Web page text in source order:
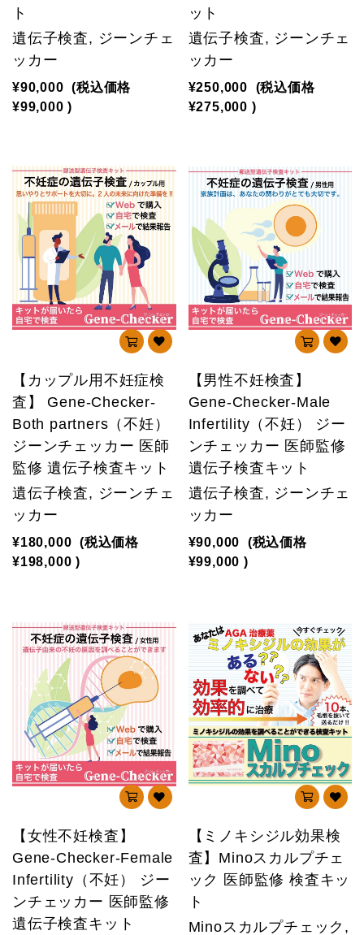
ト
遺伝子検査, ジーンチェ
ッカー
¥90,000 (税込価格
¥99,000 )
ット
遺伝子検査, ジーンチェ
ッカー
¥250,000
(税込価格
¥275,000 )
【カップル用不妊症検
査】 Gene-Checker-
Both partners（不妊）
ジーンチェッカー 医師
監修 遺伝子検査キット
遺伝子検査, ジーンチェ
ッカー
¥180,000 (税込価格
¥198,000 )
【男性不妊検査】
Gene-Checker-Male
Infertility（不妊） ジー
ンチェッカー 医師監修
遺伝子検査キット
遺伝子検査, ジーンチェ
ッカー
¥90,000
(税込価格
¥99,000 )
【女性不妊検査】
Gene-Checker-Female
Infertility（不妊） ジー
ンチェッカー 医師監修
遺伝子検査キット
【ミノキシジル効果検
査】Minoスカルプチェ
ック 医師監修 検査キッ
ト
Minoスカルプチェック,